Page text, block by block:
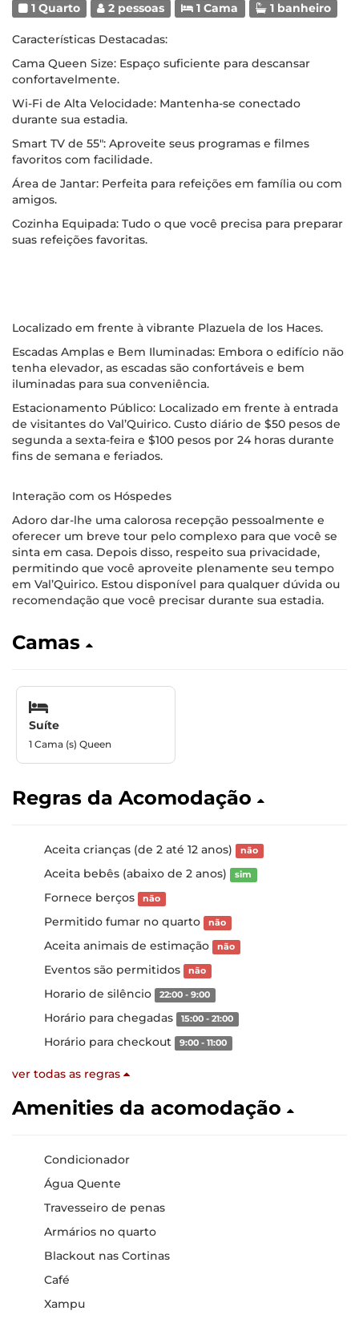
1 Quarto 2 pessoas 1 Cama 1 banheiro
Características Destacadas:
Cama Queen Size: Espaço suficiente para descansar
confortavelmente.
Wi-Fi de Alta Velocidade: Mantenha-se conectado
durante sua estadia.
Smart TV de 55": Aproveite seus programas e filmes
favoritos com facilidade.
Área de Jantar: Perfeita para refeições em família ou com
amigos.
Cozinha Equipada: Tudo o que você precisa para preparar
suas refeições favoritas.
Localizado em frente à vibrante Plazuela de los Haces.
Escadas Amplas e Bem Iluminadas: Embora o edifício não
tenha elevador, as escadas são confortáveis e bem
iluminadas para sua conveniência.
Estacionamento Público: Localizado em frente à entrada
de visitantes do Val’Quirico. Custo diário de $50 pesos de
segunda a sexta-feira e $100 pesos por 24 horas durante
fins de semana e feriados.
Interação com os Hóspedes
Adoro dar-lhe uma calorosa recepção pessoalmente e
oferecer um breve tour pelo complexo para que você se
sinta em casa. Depois disso, respeito sua privacidade,
permitindo que você aproveite plenamente seu tempo
em Val’Quirico. Estou disponível para qualquer dúvida ou
recomendação que você precisar durante sua estadia.
Camas
Suíte
1 Cama (s) Queen
Regras da Acomodação
Aceita crianças (de 2 até 12 anos) não
Aceita bebês (abaixo de 2 anos) sim
Fornece berços não
Permitido fumar no quarto não
Aceita animais de estimação não
Eventos são permitidos não
Horario de silêncio 22:00 - 9:00
Horário para chegadas 15:00 - 21:00
Horário para checkout 9:00 - 11:00
ver todas as regras
Amenities da acomodação
Condicionador
Água Quente
Travesseiro de penas
Armários no quarto
Blackout nas Cortinas
Café
Xampu